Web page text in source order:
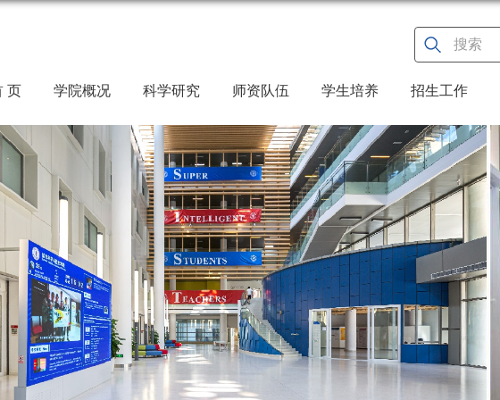
页 学院概况 科学研究 师资队伍 学生培养 招生工作